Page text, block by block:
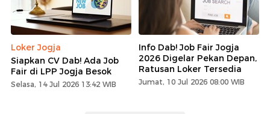
Loker Jogja
Siapkan CV Dab! Ada Job
Fair di LPP Jogja Besok
Selasa, 14 Jul 2026 13:42 WIB
Info Dab! Job Fair Jogja
2026 Digelar Pekan Depan,
Ratusan Loker Tersedia
Jumat, 10 Jul 2026 08:00 WIB